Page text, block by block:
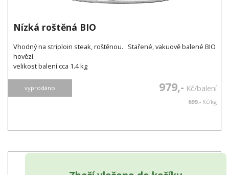
Nízká roštěná BIO
Vhodný na striploin steak, roštěnou. Stařené, vakuově balené BIO
hovězí
velikost balení cca 1.4 kg
vyprodáno 979,- Kč/balení
699,- Kč/kg